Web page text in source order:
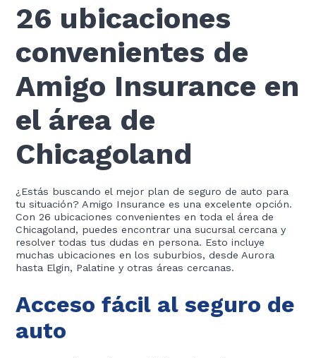
26 ubicaciones
convenientes de
Amigo Insurance en
el área de
Chicagoland
¿Estás buscando el mejor plan de seguro de auto para
tu situación? Amigo Insurance es una excelente opción.
Con 26 ubicaciones convenientes en toda el área de
Chicagoland, puedes encontrar una sucursal cercana y
resolver todas tus dudas en persona. Esto incluye
muchas ubicaciones en los suburbios, desde Aurora
hasta Elgin, Palatine y otras áreas cercanas.
Acceso fácil al seguro de
auto